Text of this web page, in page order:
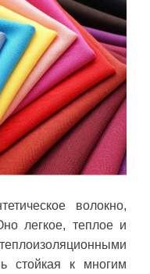
волокно,
легкое, теплое и
стойкая к многим